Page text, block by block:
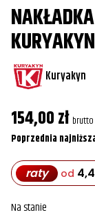
Kuryakyn
154,00zł brutto
Poprzednia
raty od
Na stanie